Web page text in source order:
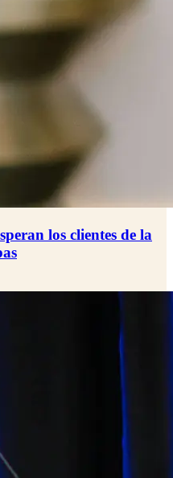
los clientes de la